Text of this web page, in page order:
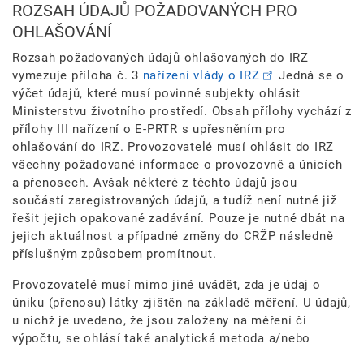
ROZSAH ÚDAJŮ POŽADOVANÝCH PRO
OHLAŠOVÁNÍ
Rozsah požadovaných údajů ohlašovaných do IRZ
vymezuje příloha č. 3 nařízení vlády o IRZ
Jedná se o
výčet údajů, které musí povinné subjekty ohlásit
Ministerstvu životního prostředí. Obsah přílohy vychází z
přílohy III nařízení o E-PRTR s upřesněním pro
ohlašování do IRZ. Provozovatelé musí ohlásit do IRZ
všechny požadované informace o provozovně a únicích
a přenosech. Avšak některé z těchto údajů jsou
součástí zaregistrovaných údajů, a tudíž není nutné již
řešit jejich opakované zadávání. Pouze je nutné dbát na
jejich aktuálnost a případné změny do CRŽP následně
příslušným způsobem promítnout.
Provozovatelé musí mimo jiné uvádět, zda je údaj o
úniku (přenosu) látky zjištěn na základě měření. U údajů,
u nichž je uvedeno, že jsou založeny na měření či
výpočtu, se ohlásí také analytická metoda a/nebo